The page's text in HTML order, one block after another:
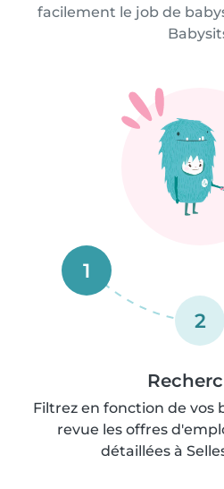
facilement le job de
1
2
Filtrez en fonction de vos
revue les offres
détaillées à